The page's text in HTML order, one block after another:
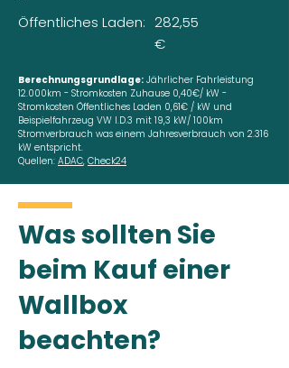
Öffentliches Laden: 282,55
€
Berechnungsgrundlage: Jährlicher Fahrleistung
12.000km - Stromkosten Zuhause 0,40€/ kW -
Stromkosten Öffentliches Laden 0,61€ / kW und
Beispielfahrzeug VW I.D.3 mit 19,3 kW/ 100km
Stromverbrauch was einem Jahresverbrauch von 2.316
kW entspricht.
Quellen: ADAC, Check24
Was sollten Sie
beim Kauf einer
Wallbox
beachten?